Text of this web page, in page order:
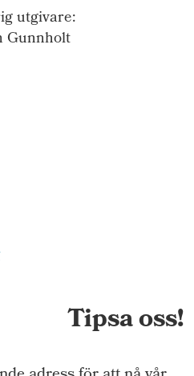
utgivare:
Gunnholt
Tipsa oss!